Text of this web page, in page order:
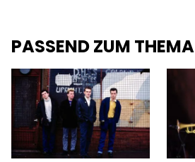
PASSEND ZUM THEMA